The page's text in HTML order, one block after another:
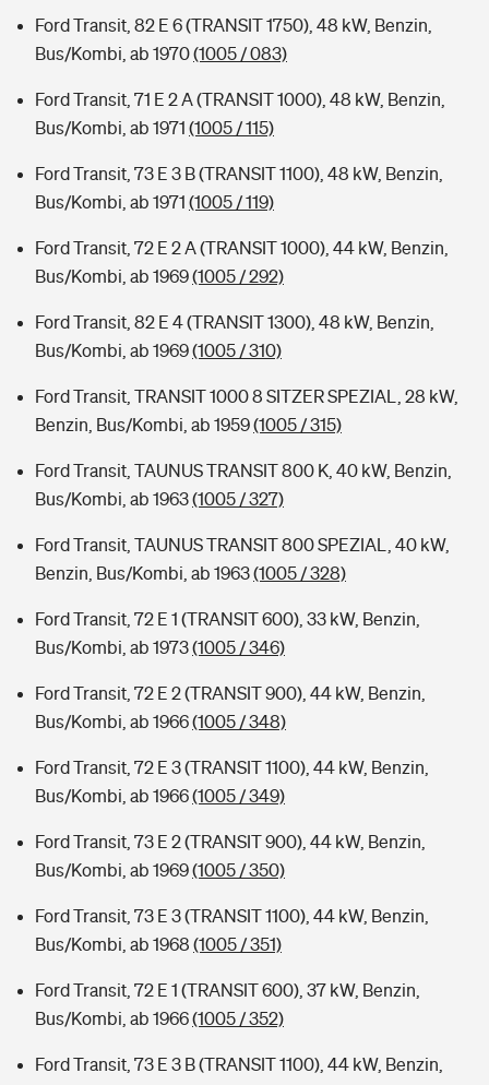
Ford Transit, 82 E 6 (TRANSIT 1750), 48 kW, Benzin,
Bus/Kombi, ab 1970(1005 / 083)
Ford Transit, 71 E 2 A (TRANSIT 1000), 48 kW, Benzin,
Bus/Kombi, ab 1971 (1005 / 115)
Ford Transit, 73 E 3 B (TRANSIT 1100), 48 kW, Benzin,
Bus/Kombi, ab 1971 (1005 / 119)
Ford Transit, 72 E 2 A (TRANSIT 1000), 44 kW, Benzin,
Bus/Kombi, ab 1969(1005 / 292)
Ford Transit, 82 E 4 (TRANSIT 1300), 48 kW, Benzin,
Bus/Kombi, ab 1969(1005 / 310)
Ford Transit, TRANSIT 1000 8 SITZER SPEZIAL, 28 kW,
Benzin, Bus/Kombi, ab 1959(1005 / 315)
Ford Transit, TAUNUS TRANSIT 800 K, 40 kW, Benzin,
Bus/Kombi, ab 1963(1005 / 327)
Ford Transit, TAUNUS TRANSIT 800 SPEZIAL, 40 kW,
Benzin, Bus/Kombi, ab 1963(1005 / 328)
Ford Transit, 72 E 1 (TRANSIT 600), 33 kW, Benzin,
Bus/Kombi, ab 1973(1005 / 346)
Ford Transit, 72 E 2 (TRANSIT 900), 44 kW, Benzin,
Bus/Kombi, ab 1966(1005 / 348)
Ford Transit, 72 E 3 (TRANSIT 1100), 44 kW, Benzin,
Bus/Kombi, ab 1966(1005 / 349)
Ford Transit, 73 E 2 (TRANSIT 900), 44 kW, Benzin,
Bus/Kombi, ab 1969(1005 / 350)
Ford Transit, 73 E 3 (TRANSIT 1100), 44 kW, Benzin,
Bus/Kombi, ab 1968 (1005 / 351)
Ford Transit, 72 E 1 (TRANSIT 600), 37 kW, Benzin,
Bus/Kombi, ab 1966(1005 / 352)
Ford Transit, 73 E 3 B (TRANSIT 1100), 44 kW, Benzin,